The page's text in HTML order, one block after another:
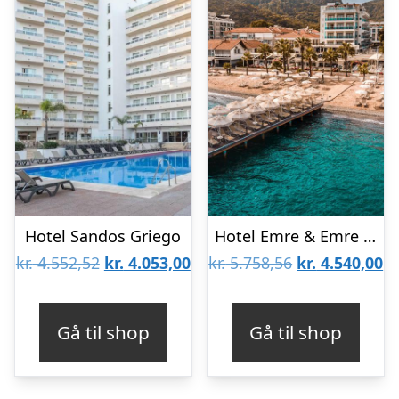
Hotel Sandos Griego
kr.4.552,52 Den
kr. 4.552,52.
kr. 4.053,00Den
kr. 4.053,00.
Gå til shop
Hotel Emre & Emre Beach
kr.5.758,56 Den
kr. 5.758,56.
kr. 4.540,00
Gå til shop